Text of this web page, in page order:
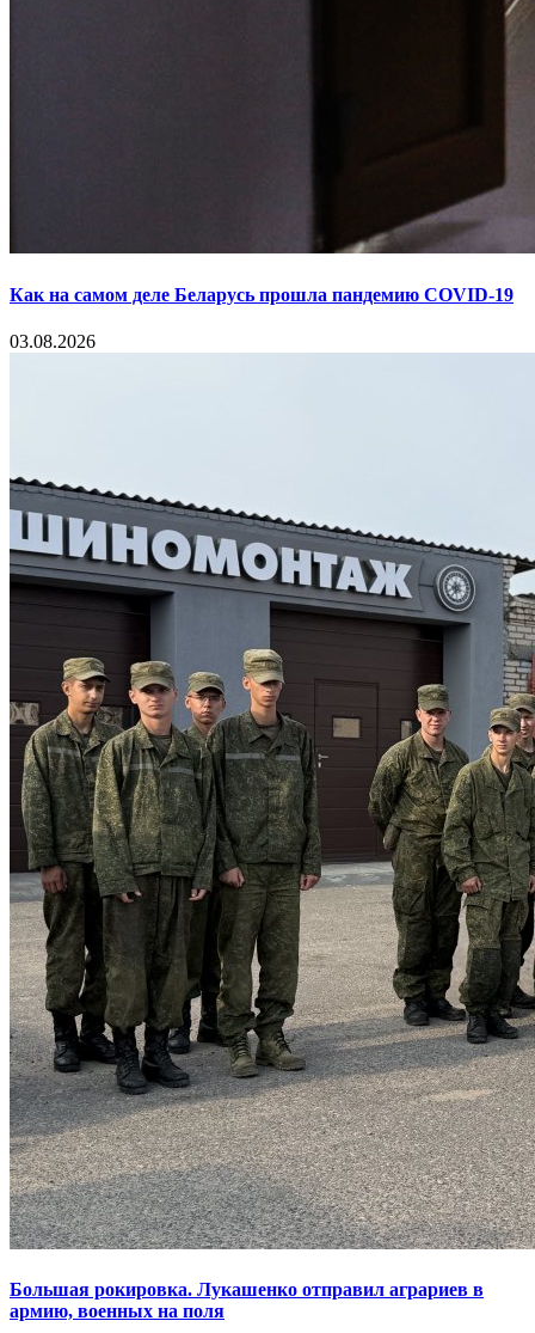
Как на самом деле Беларусь прошла пандемию COVID-19
03.08.2026
Большая рокировка. Лукашенко отправил аграриев в
армию, военных на поля